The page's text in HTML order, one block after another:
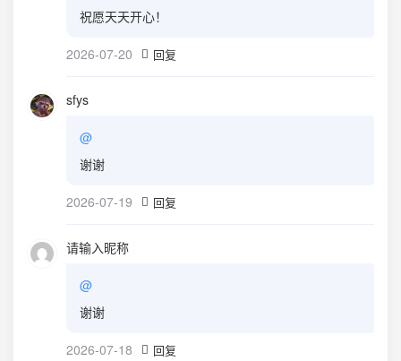
祝愿天天开心！
2026-07-20 回复
sfys
@
谢谢
2026-07-19 回复
请输入昵称
@
谢谢
2026-07-18 回复